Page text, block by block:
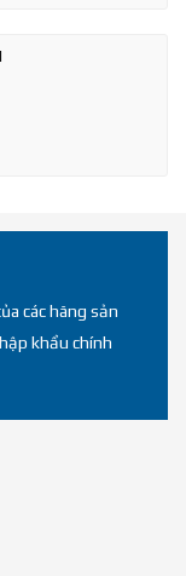
các hãng sản
khẩu chính